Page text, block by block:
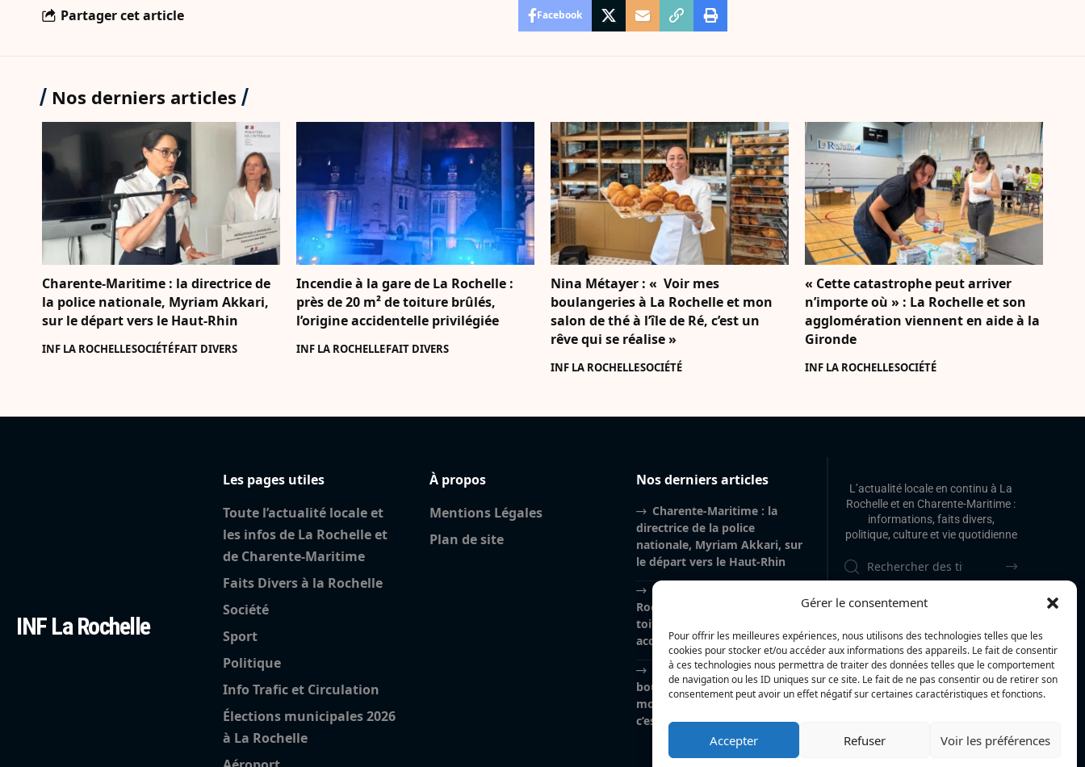
Gérer le consentement
Pour offrir les meilleures expériences, nous utilisons des technologies telles que les
cookies pour stocker et/ou accéder aux informations des appareils. Le fait de consentir
à ces technologies nous permettra de traiter des données telles que le comportement
de navigation ou les ID uniques sur ce site. Le fait de ne pas consentir ou de retirer son
consentement peut avoir un effet négatif sur certaines caractéristiques et fonctions.
Accepter Refuser Voir les préférences
Partager cet article Facebook
Nos derniers articles
Charente-Maritime : la directrice de
la police nationale, Myriam Akkari,
sur le départ vers le Haut-Rhin
INF LA ROCHELLESOCIÉTÉFAIT DIVERS
Incendie à la gare de La Rochelle :
près de 20 m² de toiture brûlés,
l’origine accidentelle privilégiée
INF LA ROCHELLEFAIT DIVERS
Nina Métayer : « Voir mes
boulangeries à La Rochelle et mon
salon de thé à l’île de Ré, c’est un
rêve qui se réalise »
INF LA ROCHELLESOCIÉTÉ
« Cette catastrophe peut arriver
n’importe où » : La Rochelle et son
agglomération viennent en aide à la
Gironde
INF LA ROCHELLESOCIÉTÉ
INF La Rochelle
Les pages utiles
Toute l’actualité locale et
les infos de La Rochelle et
de Charente-Maritime
Faits Divers à la Rochelle
Société
Sport
Politique
Info Trafic et Circulation
Élections municipales 2026
à La Rochelle
À propos
Mentions Légales
Plan de site
Nos derniers articles
Charente-Maritime : la
directrice de la police
nationale, Myriam Akkari, sur
le départ vers le Haut-Rhin
Incendie à la gare de La
Rochelle : près de 20 m² de
toiture brûlés, l’origine
accidentelle privilégiée
Nina Métayer : « Voir mes
boulangeries à La Rochelle et
mon salon de thé à l’île de Ré,
c’est un rêve qui se réalise »
L’actualité locale en continu à La
Rochelle et en Charente-Maritime :
informations, faits divers,
politique, culture et vie quotidienne